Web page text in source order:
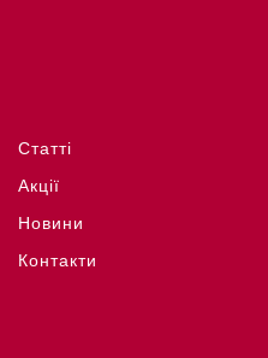
Статті
Акції
Новини
Контакти